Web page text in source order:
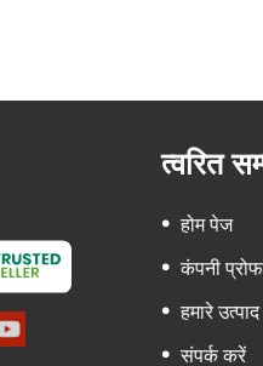
त्वरित
होम पेज
कंपनी
हमारे उत्पाद
संपर्क करें